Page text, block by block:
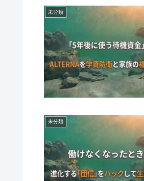
未分類
未分類